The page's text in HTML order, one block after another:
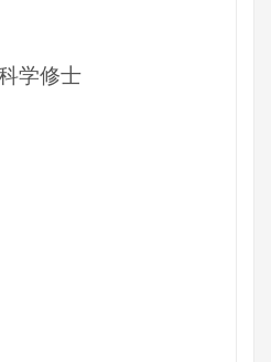
学修士